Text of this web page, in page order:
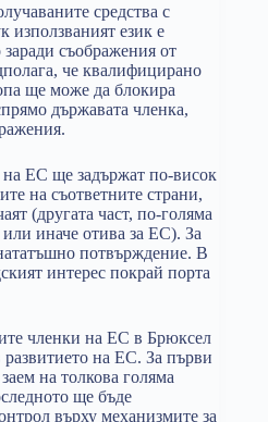
средства с
използваният език е
съображения от
че квалифицирано
ще може да блокира
държавата членка,
ЕС ще задържат по-висок
на съответните страни,
(другата част, по-голяма
иначе отива за ЕС). За
потвърждение. В
интерес покрай порта
членки на ЕС в Брюксел
на ЕС. За първи
на толкова голяма
ще бъде
върху механизмите за